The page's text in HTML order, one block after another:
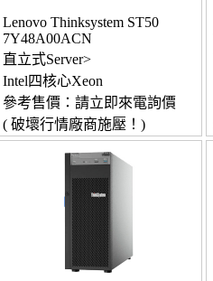
Lenovo Thinksystem ST50
7Y48A00ACN
直立式Server>
Intel四核心Xeon
參考售價：請立即來電詢價
( 破壞行情廠商施壓！)